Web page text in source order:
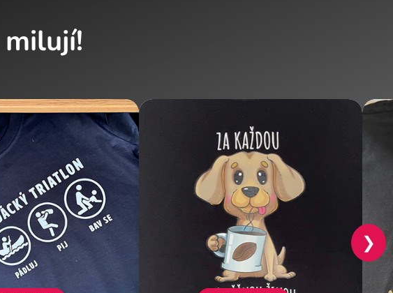
milují!
❯